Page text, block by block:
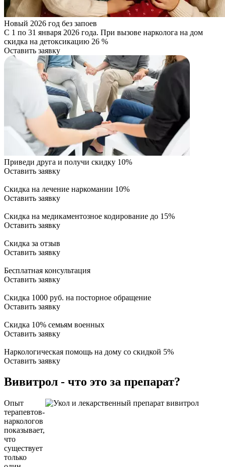
Новый 2026 год без запоев
С 1 по 31 января 2026 года. При вызове нарколога на дом
скидка на детоксикацию 26 %
Оставить заявку
Приведи друга и получи скидку 10%
Оставить заявку
Скидка на лечение наркомании 10%
Оставить заявку
Скидка на медикаментозное кодирование до 15%
Оставить заявку
Скидка за отзыв
Оставить заявку
Бесплатная консультация
Оставить заявку
Скидка 1000 руб. на посторное обращение
Оставить заявку
Скидка 10% семьям военных
Оставить заявку
Наркологическая помощь на дому со скидкой 5%
Оставить заявку
Вивитрол - что это за препарат?
Опыт
терапевтов-
наркологов
показывает,
что
существует
только